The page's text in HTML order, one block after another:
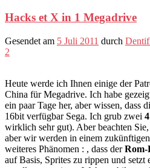
Hacks et X in 1 Megadrive
Gesendet am 5 Juli 2011 durch
2
Heute werde ich Ihnen einige der
China für Megadrive. Ich habe
ein paar Tage her, aber wissen, dass
16bit verfügbar Sega. Ich grub zwei
wirklich sehr gut). Aber beachten
aber wir werden in einem
weiteres Phänomen : , dass derRom-
auf Basis, Sprites zu rippen und